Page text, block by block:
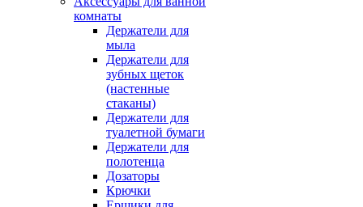
комнаты
Держатели для
мыла
Держатели для
зубных щеток
(настенные
стаканы)
Держатели для
туалетной бумаги
Держатели для
полотенца
Дозаторы
Крючки